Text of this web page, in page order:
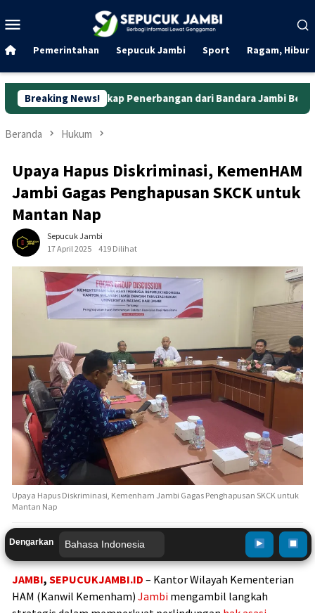
ke
Mobile
Pemerintahan Sepucuk Jambi Sport Ragam,
Breaking News!
Penerbangan dari Bandara Jambi Besok
Beranda Hukum
Upaya Hapus Diskriminasi, KemenHAM
Jambi Gagas Penghapusan SKCK untuk
Mantan Nap
Sepucuk Jambi
17 April 2025
419 Dilihat
Upaya Hapus Diskriminasi, Kemenham Jambi Gagas Penghapusan SKCK untuk
Mantan Nap
Dengarkan
JAMBI, SEPUCUKJAMBI.ID – Kantor Wilayah Kementerian
HAM (Kanwil Kemenham) Jambi mengambil langkah